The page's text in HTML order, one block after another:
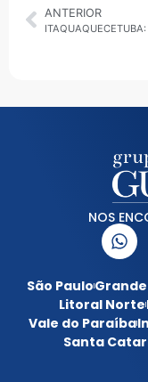
ANTERIOR
NOS
São PauloGrande
Litoral Norte
Vale do Paraíba
Santa